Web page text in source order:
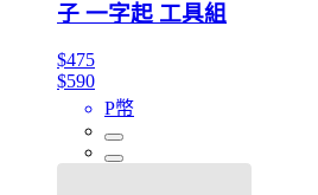
子 一字起 工具組
$475
$590
P幣